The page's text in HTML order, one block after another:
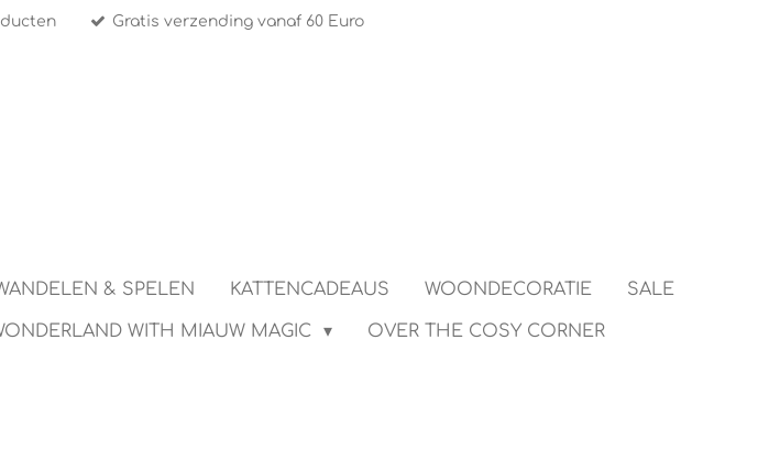
Gratis verzending vanaf 60 Euro
& SPELEN KATTENCADEAUS WOONDECORATIE SALE
WITH MIAUW MAGIC OVER THE COSY CORNER